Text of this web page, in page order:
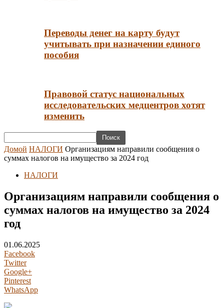
Переводы денег на карту будут
учитывать при назначении единого
пособия
Правовой статус национальных
исследовательских медцентров хотят
изменить
Домой НАЛОГИ Организациям направили сообщения о
суммах налогов на имущество за 2024 год
НАЛОГИ
Организациям направили сообщения о
суммах налогов на имущество за 2024
год
01.06.2025
Facebook
Twitter
Google+
Pinterest
WhatsApp